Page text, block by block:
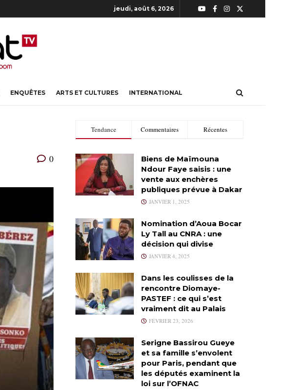
jeudi, août 6, 2026
ENQUÊTES ARTS ET CULTURES INTERNATIONAL
0
Tendance Commentaires Récentes
Biens de Maïmouna
Ndour Faye saisis : une
vente aux enchères
publiques prévue à Dakar
JANVIER 1, 2025
Nomination d’Aoua Bocar
Ly Tall au CNRA : une
décision qui divise
JANVIER 4, 2025
Dans les coulisses de la
rencontre Diomaye-
PASTEF : ce qui s’est
vraiment dit au Palais
FÉVRIER 23, 2026
Serigne Bassirou Gueye
et sa famille s’envolent
pour Paris, pendant que
les députés examinent la
loi sur l’OFNAC